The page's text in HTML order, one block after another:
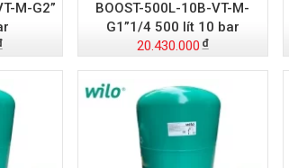
M-G2”
BOOST-500L-10B-VT-M-
G1”1/4 500 lít 10 bar
20.430.000